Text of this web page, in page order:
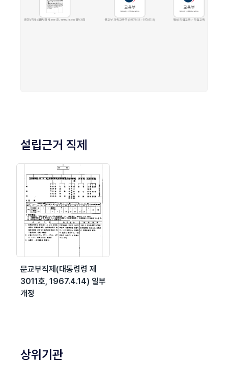
설립근거 직제
문교부직제(대통령령 제
3011호, 1967.4.14) 일부
개정
상위기관